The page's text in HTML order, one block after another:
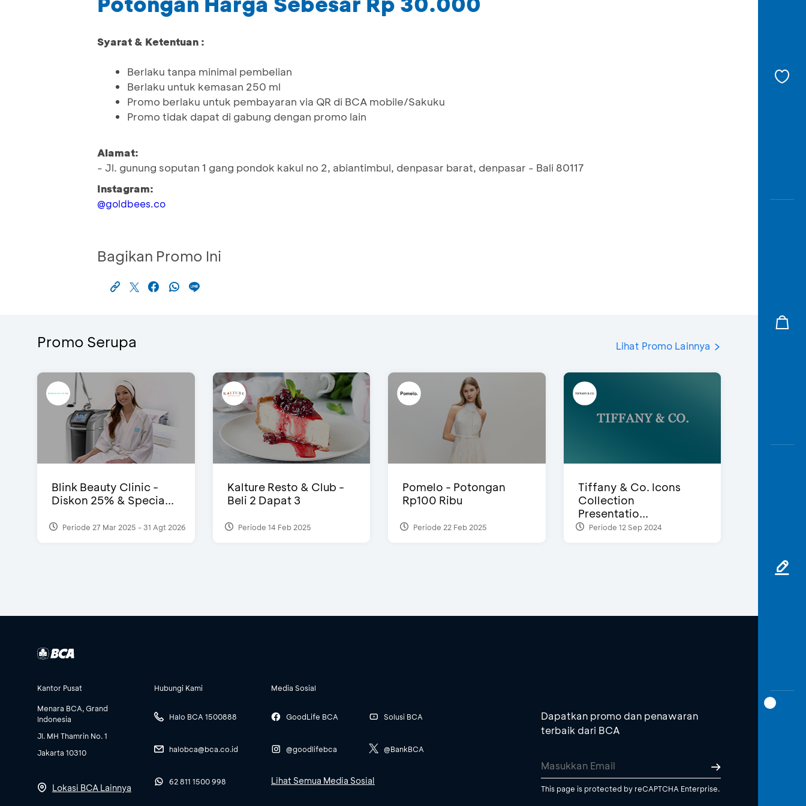
Syarat & Ketentuan :
Berlaku tanpa minimal pembelian
Berlaku untuk kemasan 250 ml
Promo berlaku untuk pembayaran via QR di BCA mobile/Sakuku
Promo tidak dapat di gabung dengan promo lain
Alamat:
- Jl. gunung soputan 1 gang pondok kakul no 2, abiantimbul, denpasar barat, denpasar - Bali 80117
Instagram:
@goldbees.co
Bagikan Promo Ini
Promo Serupa Lihat Promo Lainnya
Blink Beauty Clinic -
Diskon 25% & Specia...
Periode 27 Mar 2025 - 31 Agt 2026
Kalture Resto & Club -
Beli 2 Dapat 3
Periode 14 Feb 2025
Pomelo - Potongan
Rp100 Ribu
Periode 22 Feb 2025
Tiffany & Co. Icons
Collection
Presentatio...
Periode 12 Sep 2024
Kantor Pusat
Menara BCA, Grand
Indonesia
Jl. MH Thamrin No. 1
Jakarta 10310
Lokasi BCA Lainnya
Hubungi Kami
Halo BCA 1500888
halobca@bca.co.id
62 811 1500 998
Media Sosial
GoodLife BCA
@goodlifebca
Solusi BCA
@BankBCA
Lihat Semua Media Sosial
Dapatkan promo dan penawaran
terbaik dari BCA
This page is protected by reCAPTCHA Enterprise.